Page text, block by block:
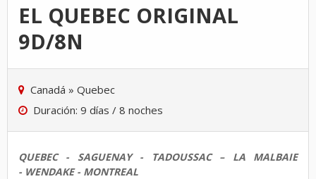
EL QUEBEC ORIGINAL
9D/8N
Canadá » Quebec
Duración: 9 días / 8 noches
QUEBEC - SAGUENAY - TADOUSSAC – LA MALBAIE
- WENDAKE - MONTREAL